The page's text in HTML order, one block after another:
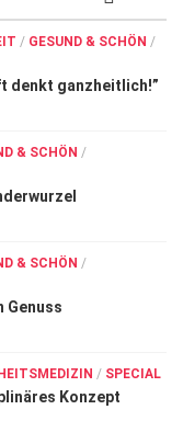
/ GESUND & SCHÖN /
denkt ganzheitlich!”
& SCHÖN /
& SCHÖN /
Genuss
/ SPECIAL
Konzept